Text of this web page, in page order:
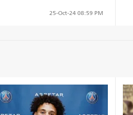
25-Oct-2408:59 PM